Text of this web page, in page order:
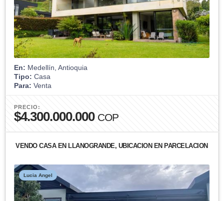
En: Medellín, Antioquia
Tipo: Casa
Para: Venta
PRECIO:
$4.300.000.000 COP
VENDO CASA EN LLANOGRANDE, UBICACION EN PARCELACION
Lucia Angel